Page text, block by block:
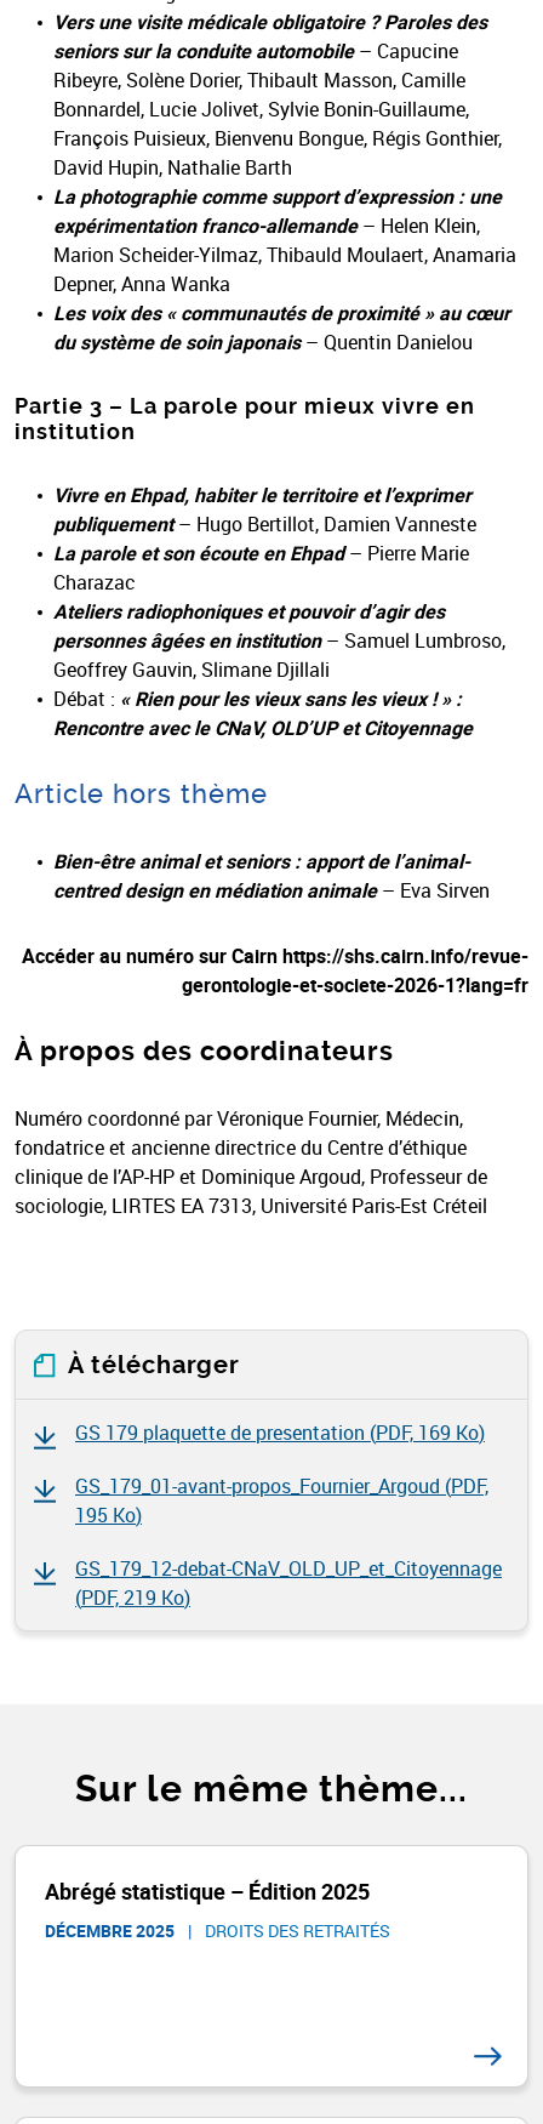
Vers une visite médicale obligatoire ? Paroles des
seniors sur la conduite automobile– Capucine
Ribeyre, Solène Dorier, Thibault Masson, Camille
Bonnardel, Lucie Jolivet, Sylvie Bonin-Guillaume,
François Puisieux, Bienvenu Bongue, Régis Gonthier,
David Hupin, Nathalie Barth
La photographie comme support d’expression : une
expérimentation franco-allemande– Helen Klein,
Marion Scheider-Yilmaz, Thibauld Moulaert, Anamaria
Depner, Anna Wanka
Les voix des « communautés de proximité » au cœur
du système de soin japonais– Quentin Danielou
Partie 3 – La parole pour mieux vivre en
institution
Vivre en Ehpad, habiter le territoire et l’exprimer
publiquement– Hugo Bertillot, Damien Vanneste
La parole et son écoute en Ehpad– Pierre Marie
Charazac
Ateliers radiophoniques et pouvoir d’agir des
personnes âgées en institution– Samuel Lumbroso,
Geoffrey Gauvin, Slimane Djillali
Débat : « Rien pour les vieux sans les vieux ! » :
Rencontre avec le CNaV, OLD’UP et Citoyennage
Article hors thème
Bien-être animal et seniors : apport de l’animal-
centred design en médiation animale– Eva Sirven
Accéder au numéro sur Cairn https://shs.cairn.info/revue-
gerontologie-et-societe-2026-1?lang=fr
À propos des coordinateurs
Numéro coordonné par Véronique Fournier, Médecin,
fondatrice et ancienne directrice du Centre d’éthique
clinique de l’AP-HP et Dominique Argoud, Professeur de
sociologie, LIRTES EA 7313, Université Paris-Est Créteil
À télécharger
GS 179 plaquette de presentation (PDF, 169 Ko)
GS_179_01-avant-propos_Fournier_Argoud (PDF,
195 Ko)
GS_179_12-debat-CNaV_OLD_UP_et_Citoyennage
(PDF, 219 Ko)
Sur le même thème...
Abrégé statistique – Édition 2025
DÉCEMBRE 2025 | DROITS DES RETRAITÉS ​